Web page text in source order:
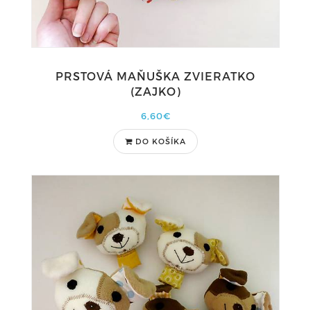
PRSTOVÁ MAŇUŠKA ZVIERATKO
(ZAJKO)
6,60€
DO KOŠÍKA